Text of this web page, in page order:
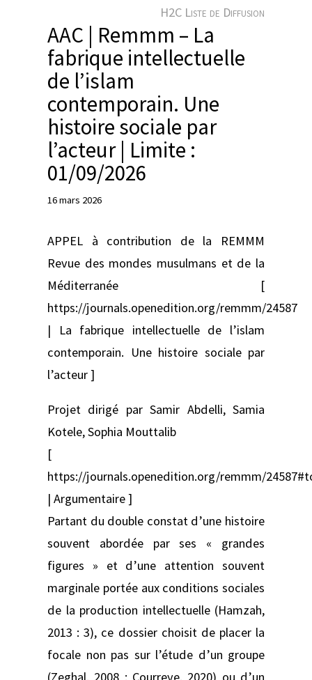
r
H2C Liste de Diffusion
AAC | Remmm – La
fabrique intellectuelle
de l’islam
contemporain. Une
histoire sociale par
l’acteur | Limite :
01/09/2026
16 mars 2026
APPEL à contribution de la REMMM
Revue des mondes musulmans et de la
Méditerranée [
https://journals.openedition.org/remmm/24587
| La fabrique intellectuelle de l’islam
contemporain. Une histoire sociale par
l’acteur ]
Projet dirigé par Samir Abdelli, Samia
Kotele, Sophia Mouttalib
[
https://journals.openedition.org/remmm/
| Argumentaire ]
Partant du double constat d’une histoire
souvent abordée par ses « grandes
figures » et d’une attention souvent
marginale portée aux conditions sociales
de la production intellectuelle (Hamzah,
2013 : 3), ce dossier choisit de placer la
focale non pas sur l’étude d’un groupe
(Zeghal, 2008 ; Courreye, 2020) ou d’un